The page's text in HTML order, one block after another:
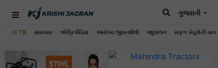
#FTB સમાચાર એગ્રિપીડિયા આરોગ્ય જીવનશૈલી પશુપાલન સફળ ખેડૂતોની વાત
ગુજરાતી